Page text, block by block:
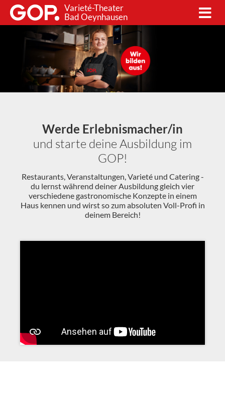
Varieté-Theater
Bad Oeynhausen
Historie
Werde Erlebnismacher/in
und starte deine Ausbildung im
GOP!
Restaurants, Veranstaltungen, Varieté und Catering -
du lernst während deiner Ausbildung gleich vier
verschiedene gastronomische Konzepte in einem
Haus kennen und wirst so zum absoluten Voll-Profi in
deinem Bereich!